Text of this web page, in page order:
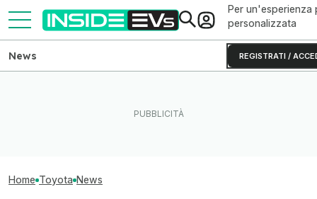
Per un'esperienza
personalizzata
REGISTRATI /
News
Home Toyota News